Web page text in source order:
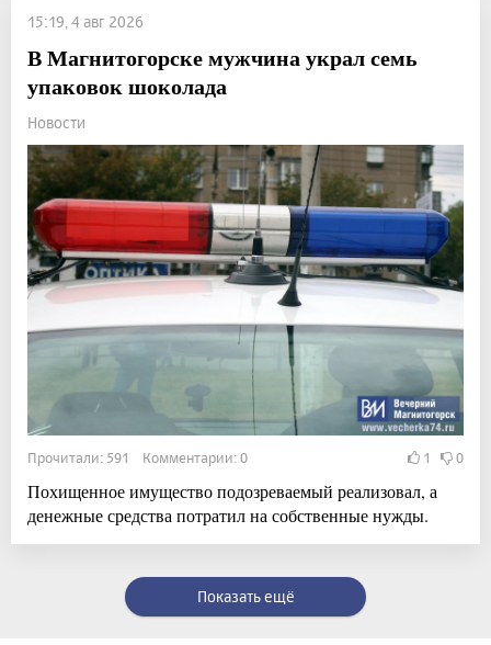
15:19, 4 авг 2026
В Магнитогорске мужчина украл семь
упаковок шоколада
Новости
Прочитали: 591 Комментарии: 0 1 0
Похищенное имущество подозреваемый реализовал, а
денежные средства потратил на собственные нужды.
Показать ещё